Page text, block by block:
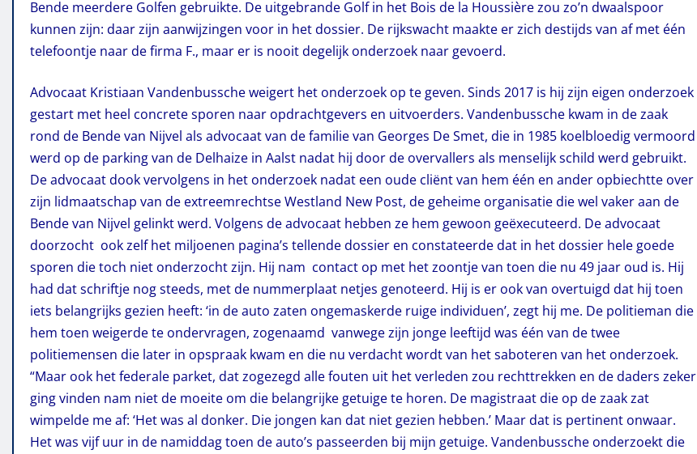
Bende meerdere Golfen gebruikte. De uitgebrande Golf in het Bois de la Houssière zou zo’n dwaalspoor
kunnen zijn: daar zijn aanwijzingen voor in het dossier. De rijkswacht maakte er zich destijds van af met één
telefoontje naar de firma F., maar er is nooit degelijk onderzoek naar gevoerd.
Advocaat Kristiaan Vandenbussche weigert het onderzoek op te geven. Sinds 2017 is hij zijn eigen onderzoek
gestart met heel concrete sporen naar opdrachtgevers en uitvoerders. Vandenbussche kwam in de zaak
rond de Bende van Nijvel als advocaat van de familie van Georges De Smet, die in 1985 koelbloedig vermoord
werd op de parking van de Delhaize in Aalst nadat hij door de overvallers als menselijk schild werd gebruikt.
De advocaat dook vervolgens in het onderzoek nadat een oude cliënt van hem één en ander opbiechtte over
zijn lidmaatschap van de extreemrechtse Westland New Post, de geheime organisatie die wel vaker aan de
Bende van Nijvel gelinkt werd. Volgens de advocaat hebben ze hem gewoon geëxecuteerd. De advocaat
doorzocht ook zelf het miljoenen pagina’s tellende dossier en constateerde dat in het dossier hele goede
sporen die toch niet onderzocht zijn. Hij nam contact op met het zoontje van toen die nu 49 jaar oud is. Hij
had dat schriftje nog steeds, met de nummerplaat netjes genoteerd. Hij is er ook van overtuigd dat hij toen
iets belangrijks gezien heeft: ‘in de auto zaten ongemaskerde ruige individuen’, zegt hij me. De politieman die
hem toen weigerde te ondervragen, zogenaamd vanwege zijn jonge leeftijd was één van de twee
politiemensen die later in opspraak kwam en die nu verdacht wordt van het saboteren van het onderzoek.
“Maar ook het federale parket, dat zogezegd alle fouten uit het verleden zou rechttrekken en de daders zeker
ging vinden nam niet de moeite om die belangrijke getuige te horen. De magistraat die op de zaak zat
wimpelde me af: ‘Het was al donker. Die jongen kan dat niet gezien hebben.’ Maar dat is pertinent onwaar.
Het was vijf uur in de namiddag toen de auto’s passeerden bij mijn getuige. Vandenbussche onderzoekt die